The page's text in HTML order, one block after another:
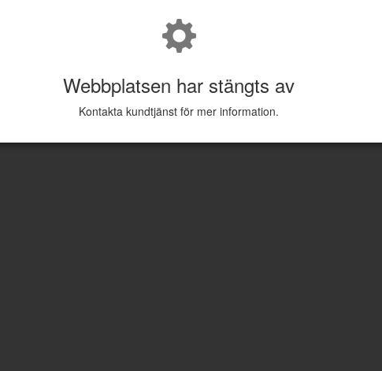
Webbplatsen har stängts av
Kontakta kundtjänst för mer information.